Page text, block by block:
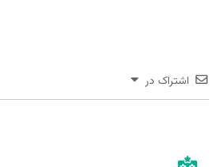
اشتراک در